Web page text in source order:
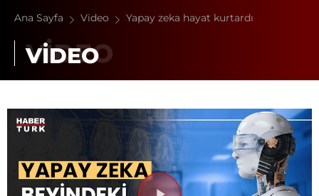
Ana Sayfa Video Yapay zeka hayat kurtardı
VİDEO